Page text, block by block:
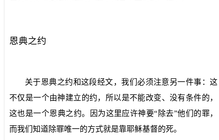
恩典之约
关于恩典之约和这段经文，我们必须注意另一件事：这
不仅是一个由神建立的约，所以是不能改变、没有条件的，
这也是一个恩典之约。因为这里应许神要“除去”他们的罪，
而我们知道除罪唯一的方式就是靠耶稣基督的死。